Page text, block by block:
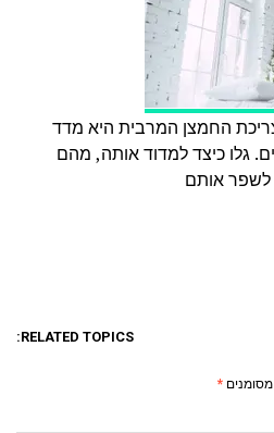
החמצן המרבית היא מדד
גלו כיצד למדוד אותה, מהם
לשפר אותם
RELATED TOPICS:
*